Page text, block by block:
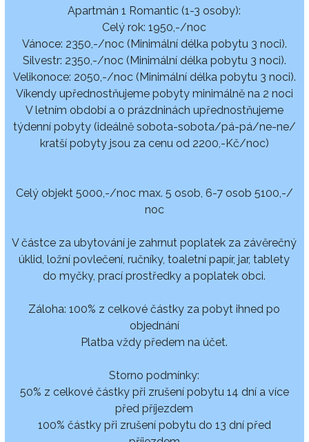
Apartmán 1 Romantic (1-3 osoby):
Celý rok: 1950,-/noc
Vánoce: 2350,-/noc (Minimální délka pobytu 3 noci).
Silvestr: 2350,-/noc (Minimální délka pobytu 3 noci).
Velikonoce: 2050,-/noc (Minimální délka pobytu 3 noci).
Víkendy upřednostňujeme pobyty minimálně na 2 noci
V letním období a o prázdninách upřednostňujeme
týdenní pobyty (ideálně sobota-sobota/pá-pá/ne-ne/
kratší pobyty jsou za cenu od 2200,-Kč/noc)
Celý objekt 5000,-/noc max. 5 osob, 6-7 osob 5100,-/
noc
V částce za ubytování je zahrnut poplatek za závěrečný
úklid, ložní povlečení, ručníky, toaletní papír, jar, tablety
do myčky, prací prostředky a poplatek obci.
Záloha: 100% z celkové částky za pobyt ihned po
objednání
Platba vždy předem na účet.
Storno podmínky:
50% z celkové částky při zrušení pobytu 14 dní a více
před příjezdem
100% částky při zrušení pobytu do 13 dní před